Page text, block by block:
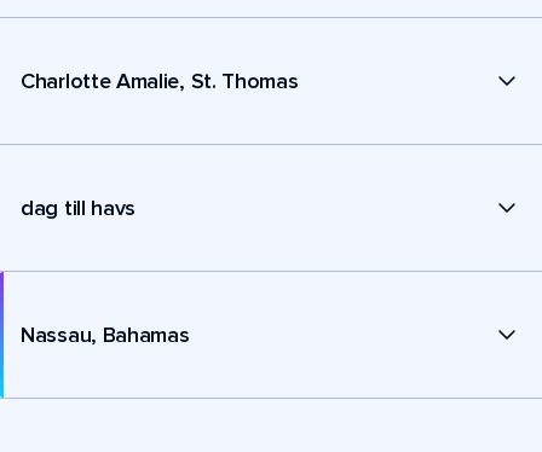
Charlotte Amalie, St. Thomas
dag till havs
Nassau, Bahamas